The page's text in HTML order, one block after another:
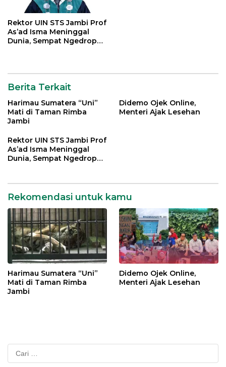
Rektor UIN STS Jambi Prof
As’ad Isma Meninggal
Dunia, Sempat Ngedrop
Berita Terkait
Harimau Sumatera “Uni”
Mati di Taman Rimba
Jambi
Didemo Ojek Online,
Menteri Ajak Lesehan
Rektor UIN STS Jambi Prof
As’ad Isma Meninggal
Dunia, Sempat Ngedrop
Rekomendasi untuk kamu
Harimau Sumatera “Uni”
Mati di Taman Rimba
Jambi
Didemo Ojek Online,
Menteri Ajak Lesehan
Cari
untuk: